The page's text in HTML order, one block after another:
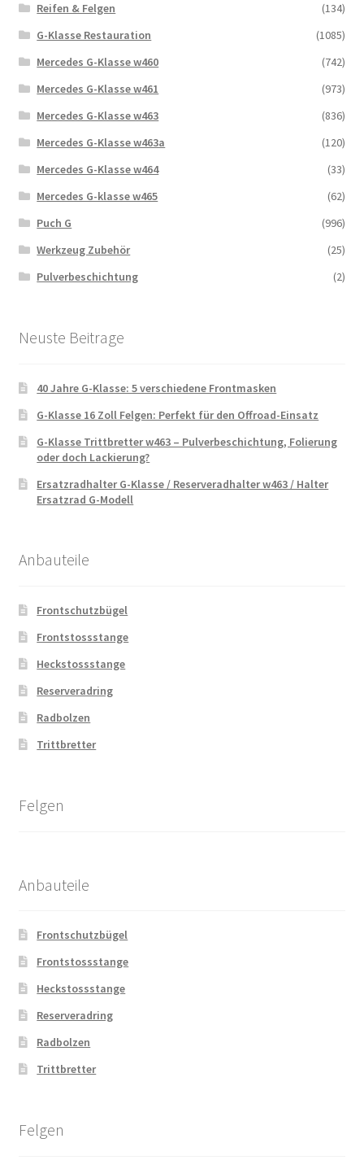
Reifen & Felgen
(134)
G-Klasse Restauration
(1085)
Mercedes G-Klasse w460
(742)
Mercedes G-Klasse w461
(973)
Mercedes G-Klasse w463
(836)
Mercedes G-Klasse w463a
(120)
Mercedes G-Klasse w464
(33)
Mercedes G-klasse w465
(62)
Puch G
(996)
Werkzeug Zubehör
(25)
Pulverbeschichtung
(2)
Neuste Beitrage
40 Jahre G-Klasse: 5 verschiedene Frontmasken
G-Klasse 16 Zoll Felgen: Perfekt für den Offroad-Einsatz
G-Klasse Trittbretter w463 – Pulverbeschichtung, Folierung
oder doch Lackierung?
Ersatzradhalter G-Klasse / Reserveradhalter w463 / Halter
Ersatzrad G-Modell
Anbauteile
Frontschutzbügel
Frontstossstange
Heckstossstange
Reserveradring
Radbolzen
Trittbretter
Felgen
Anbauteile
Frontschutzbügel
Frontstossstange
Heckstossstange
Reserveradring
Radbolzen
Trittbretter
Felgen